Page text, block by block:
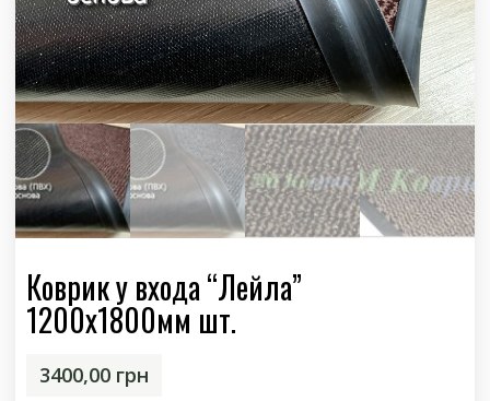
Коврик у входа “Лейла”
1200х1800мм шт.
3400,00 грн